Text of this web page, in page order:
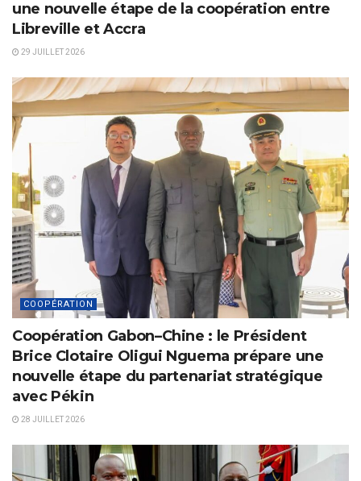
une nouvelle étape de la coopération entre
Libreville et Accra
29 JUILLET 2026
COOPÉRATION
Coopération Gabon–Chine : le Président
Brice Clotaire Oligui Nguema prépare une
nouvelle étape du partenariat stratégique
avec Pékin
28 JUILLET 2026